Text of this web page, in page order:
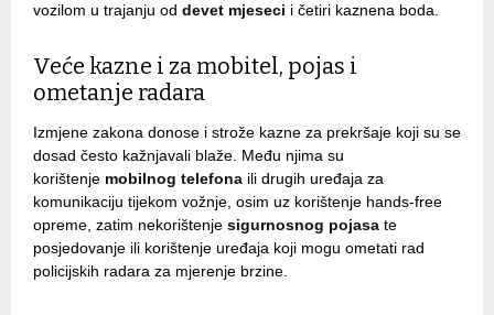
vozilom u trajanju od devet mjeseci i četiri kaznena boda.
Veće kazne i za mobitel, pojas i
ometanje radara
Izmjene zakona donose i strože kazne za prekršaje koji su se
dosad često kažnjavali blaže. Među njima su
korištenje mobilnog telefona ili drugih uređaja za
komunikaciju tijekom vožnje, osim uz korištenje hands-free
opreme, zatim nekorištenje sigurnosnog pojasa te
posjedovanje ili korištenje uređaja koji mogu ometati rad
policijskih radara za mjerenje brzine.